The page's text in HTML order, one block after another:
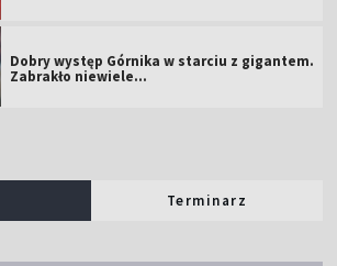
Dobry występ Górnika w starciu z gigantem.
Zabrakło niewiele...
Terminarz